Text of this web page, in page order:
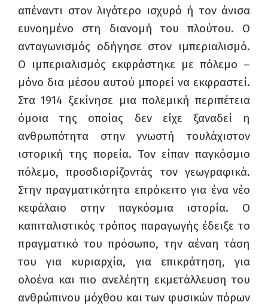
απέναντι στον λιγότερο ισχυρό ή τον άνισα
ευνοημένο στη διανομή του πλούτου. Ο
ανταγωνισμός οδήγησε στον ιμπεριαλισμό.
Ο ιμπεριαλισμός εκφράστηκε με πόλεμο –
μόνο δια μέσου αυτού μπορεί να εκφραστεί.
Στα 1914 ξεκίνησε μια πολεμική περιπέτεια
όμοια της οποίας δεν είχε ξαναδεί η
ανθρωπότητα στην γνωστή τουλάχιστον
ιστορική της πορεία. Τον είπαν παγκόσμιο
πόλεμο, προσδιορίζοντάς τον γεωγραφικά.
Στην πραγματικότητα επρόκειτο για ένα νέο
κεφάλαιο στην παγκόσμια ιστορία. Ο
καπιταλιστικός τρόπος παραγωγής έδειξε το
πραγματικό του πρόσωπο, την αέναη τάση
του για κυριαρχία, για επικράτηση, για
ολοένα και πιο ανελέητη εκμετάλλευση του
ανθρώπινου μόχθου και των φυσικών πόρων